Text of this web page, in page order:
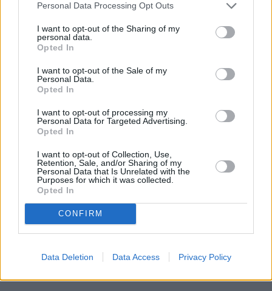
Personal Data Processing Opt Outs
I want to opt-out of the Sharing of my
personal data.
Opted In
I want to opt-out of the Sale of my
Personal Data.
Opted In
I want to opt-out of processing my
Personal Data for Targeted Advertising.
Opted In
I want to opt-out of Collection, Use,
Retention, Sale, and/or Sharing of my
Personal Data that Is Unrelated with the
Purposes for which it was collected.
Opted In
CONFIRM
Data Deletion Data Access Privacy Policy
Seko mums
E-izdevumu arhīvs
MEKLĒT
SKATĪT ŽURNĀLA ARHĪVU
Dalies